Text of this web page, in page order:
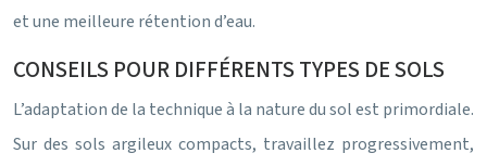
et une meilleure rétention d’eau.
CONSEILS POUR DIFFÉRENTS TYPES DE SOLS
L’adaptation de la technique à la nature du sol est primordiale.
Sur des sols argileux compacts, travaillez progressivement,